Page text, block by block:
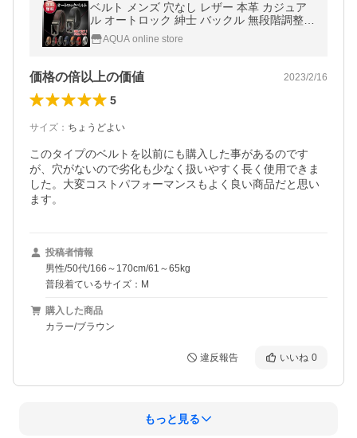
ベルト メンズ 穴なし レザー 本革 カジュア
ル オートロック 紳士 バックル 無段階調整
ビジネス
AQUA online store
価格の倍以上の価値 2023/2/16
5
サイズ ： ちょうどよい
このタイプのベルトを以前にも購入した事があるのです
が、穴がないので劣化も少なく扱いやすく長く使用できま
した。大変コストパフォーマンスもよく良い商品だと思い
投稿者情報
男性/50代/166～170cm/61～65kg
普段着ているサイズ：M
購入した商品
カラー/ブラウン
違反報告 いいね 0
もっと見る